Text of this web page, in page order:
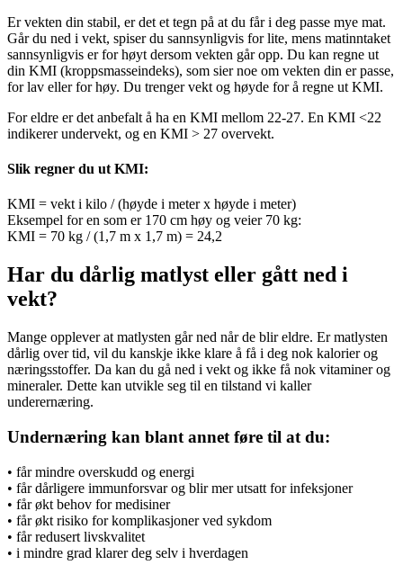
Er vekten din stabil, er det et tegn på at du får i deg passe mye mat.
Går du ned i vekt, spiser du sannsynligvis for lite, mens matinntaket
sannsynligvis er for høyt dersom vekten går opp. Du kan regne ut
din KMI (kroppsmasseindeks), som sier noe om vekten din er passe,
for lav eller for høy. Du trenger vekt og høyde for å regne ut KMI.
For eldre er det anbefalt å ha en KMI mellom 22-27. En KMI <22
indikerer undervekt, og en KMI > 27 overvekt.
Slik regner du ut KMI:
KMI = vekt i kilo / (høyde i meter x høyde i meter)
Eksempel for en som er 170 cm høy og veier 70 kg:
KMI = 70 kg / (1,7 m x 1,7 m) = 24,2
Har du dårlig matlyst eller gått ned i
vekt?
Mange opplever at matlysten går ned når de blir eldre. Er matlysten
dårlig over tid, vil du kanskje ikke klare å få i deg nok kalorier og
næringsstoffer. Da kan du gå ned i vekt og ikke få nok vitaminer og
mineraler. Dette kan utvikle seg til en tilstand vi kaller
underernæring.
Undernæring kan blant annet føre til at du:
• får mindre overskudd og energi
• får dårligere immunforsvar og blir mer utsatt for infeksjoner
• får økt behov for medisiner
• får økt risiko for komplikasjoner ved sykdom
• får redusert livskvalitet
• i mindre grad klarer deg selv i hverdagen